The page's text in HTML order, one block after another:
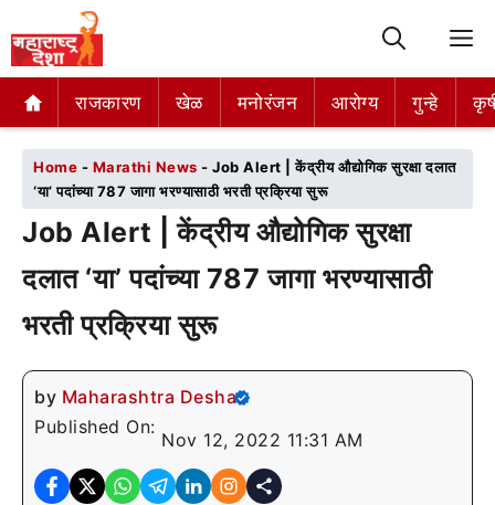
राजकारण खेळ मनोरंजन आरोग्य गुन्हे
राजकारण खेळ मनोरंजन आरोग्य गुन्हे
Home - Marathi News - Job Alert | केंद्रीय औद्योगिक सुरक्षा दलात
‘या’ पदांच्या 787 जागा भरण्यासाठी भरती प्रक्रिया सुरू
Job Alert | केंद्रीय औद्योगिक सुरक्षा
दलात ‘या’ पदांच्या 787 जागा भरण्यासाठी
भरती प्रक्रिया सुरू
by Maharashtra Desha
Published On:
Nov 12, 2022 11:31 AM